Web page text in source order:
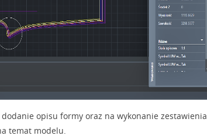
opisu formy oraz na wykonanie zestawienia
temat modelu.